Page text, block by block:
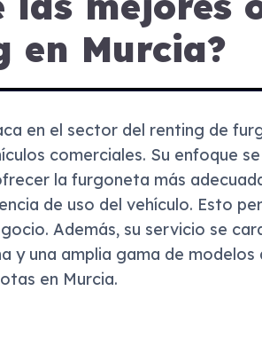
en Murcia?
en el sector del renting de
comerciales. Su enfoque
la furgoneta más
de uso del vehículo. Esto
Además, su servicio se
y una amplia gama de
en Murcia.